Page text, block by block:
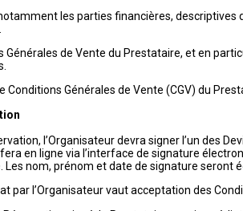
les parties financières,
Générales de Vente du Prestataire, et en
Conditions Générales de Vente (CGV) du
l’Organisateur devra signer l’un des
en ligne via l’interface de signature
Les nom, prénom et date de signature seront
par l’Organisateur vaut acceptation des